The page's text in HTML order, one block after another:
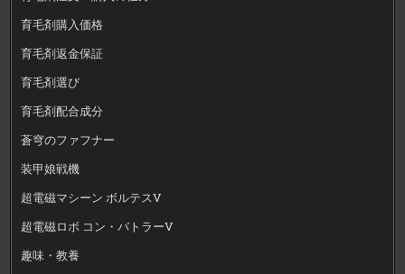
育毛剤購入価格
育毛剤返金保証
育毛剤選び
育毛剤配合成分
蒼穹のファフナー
装甲娘戦機
超電磁マシーン ボルテスV
超電磁ロボ コン・バトラーV
趣味・教養